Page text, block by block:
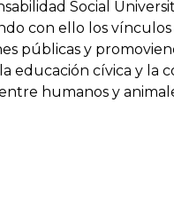
Social
con ello los vínculos
públicas y
educación cívica y la
humanos y